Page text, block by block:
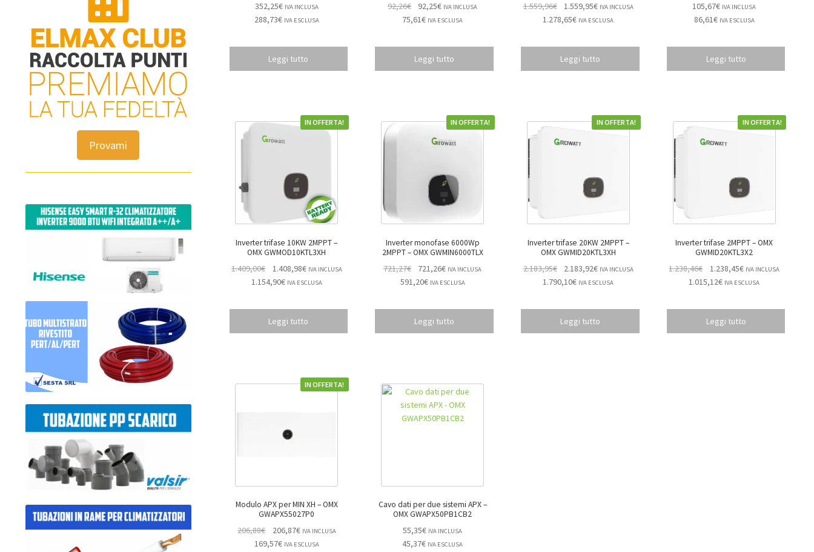
352,25€ IVA INCLUSA
288,73€ IVA ESCLUSA
Leggi tutto
92,26€ 92,25€ IVA INCLUSA
75,61€ IVA ESCLUSA
Leggi tutto
1.559,96€ 1.559,95€ IVA INCLUSA
1.278,65€ IVA ESCLUSA
Leggi tutto
105,67€ IVA INCLUSA
86,61€ IVA ESCLUSA
Leggi tutto
Inverter trifase 10KW 2MPPT –
OMX GWMOD10KTL3XH
IN OFFERTA!
1.409,00€ 1.408,98€ IVA INCLUSA
1.154,90€ IVA ESCLUSA
Leggi tutto
Inverter monofase 6000Wp
2MPPT – OMX GWMIN6000TLX
IN OFFERTA!
721,27€ 721,26€ IVA INCLUSA
591,20€ IVA ESCLUSA
Leggi tutto
Inverter trifase 20KW 2MPPT –
OMX GWMID20KTL3XH
IN OFFERTA!
2.183,95€ 2.183,92€ IVA INCLUSA
1.790,10€ IVA ESCLUSA
Leggi tutto
Inverter trifase 2MPPT – OMX
GWMID20KTL3X2
IN OFFERTA!
1.238,46€ 1.238,45€ IVA INCLUSA
1.015,12€ IVA ESCLUSA
Leggi tutto
Modulo APX per MIN XH – OMX
GWAPX55027P0
IN OFFERTA!
206,88€ 206,87€ IVA INCLUSA
169,57€ IVA ESCLUSA
Cavo dati per due sistemi APX –
OMX GWAPX50PB1CB2
55,35€ IVA INCLUSA
45,37€ IVA ESCLUSA
Provami